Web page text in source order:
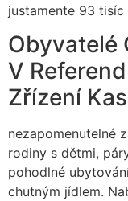
justamente 93 tisíc
Obyvatelé
V
Zřízení
nezapomenutelné
rodiny s dětmi,
pohodlné
chutným jídlem.